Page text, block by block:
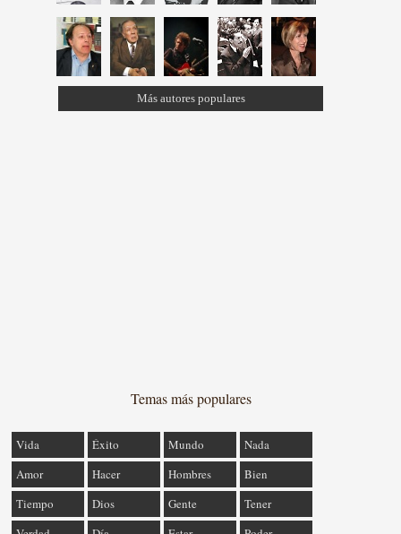
Más autores populares
Temas más populares
Vida Éxito Mundo
Nada
Amor
Hacer Hombres
Bien
Tiempo
Dios Gente
Tener